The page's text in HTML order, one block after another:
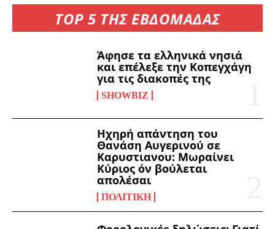
TOP 5 ΤΗΣ ΕΒΔΟΜΑΔΑΣ
Άφησε τα ελληνικά νησιά
και επέλεξε την Κοπεγχάγη
για τις διακοπές της
SHOWBIZ
Ηχηρή απάντηση του
Θανάση Αυγερινού σε
Καρυστιανου: Μωραίνει
Κύριος όν βούλεται
απολέσαι
ΠΟΛΙΤΙΚΉ